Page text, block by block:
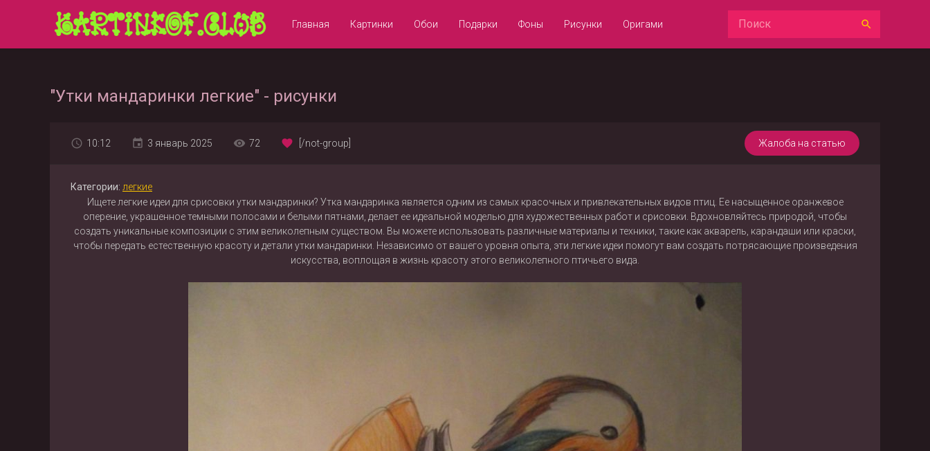
Главная Картинки Обои Подарки Фоны Рисунки Оригами
"Утки мандаринки легкие" - рисунки
Жалоба на статью
10:12 3 январь 2025 72 [/not-group]
Категории: легкие
Ищете легкие идеи для срисовки утки мандаринки? Утка мандаринка является одним из самых красочных и привлекательных видов птиц. Ее насыщенное оранжевое
оперение, украшенное темными полосами и белыми пятнами, делает ее идеальной моделью для художественных работ и срисовки. Вдохновляйтесь природой, чтобы
создать уникальные композиции с этим великолепным существом. Вы можете использовать различные материалы и техники, такие как акварель, карандаши или краски,
чтобы передать естественную красоту и детали утки мандаринки. Независимо от вашего уровня опыта, эти легкие идеи помогут вам создать потрясающие произведения
искусства, воплощая в жизнь красоту этого великолепного птичьего вида.